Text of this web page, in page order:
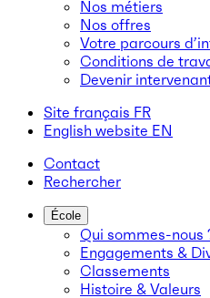
Nos métiers
Nos offres
Votre parcours
Conditions de
Devenir
Site français FR
English website EN
Contact
Rechercher
École
Qui sommes-nous
Engagements &
Classements
Histoire & Valeurs